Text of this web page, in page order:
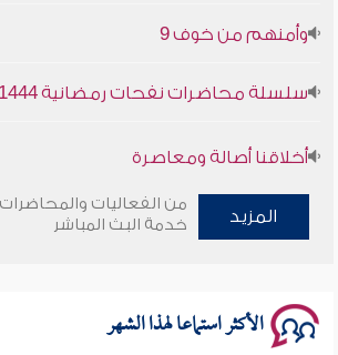
وأمنهم من خوف 9
سلسلة محاضرات نفحات رمضانية 1444هـ
أخلاقنا أصالة ومعاصرة
وأمنهم من خوف 9
المزيد
من الفعاليات
خدمة البث المباشر
الأكثر استماعا لهذا الشهر